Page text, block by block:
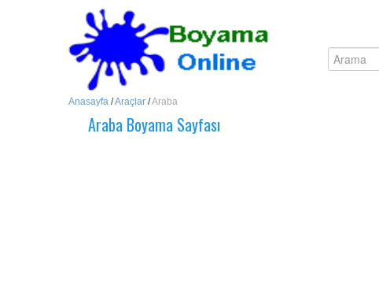
Anasayfa /Araçlar /Araba
Araba Boyama Sayfası